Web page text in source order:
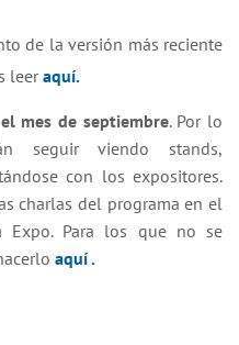
de la versión más reciente
leeraquí.
mes de septiembre. Por lo
seguir viendo stands,
con los expositores.
charlas del programa en el
Expo. Para los que no se
aquí .